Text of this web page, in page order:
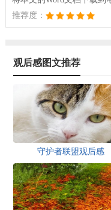
推荐度：
观后感图文推荐
守护者联盟观后感